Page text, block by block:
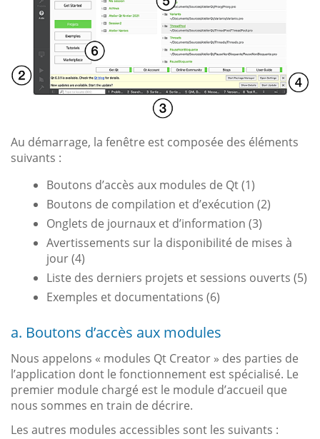
Au démarrage, la fenêtre est composée des éléments
suivants :
Boutons d’accès aux modules de Qt (1)
Boutons de compilation et d’exécution (2)
Onglets de journaux et d’information (3)
Avertissements sur la disponibilité de mises à
jour (4)
Liste des derniers projets et sessions ouverts (5)
Exemples et documentations (6)
a. Boutons d’accès aux modules
Nous appelons « modules Qt Creator » des parties de
l’application dont le fonctionnement est spécialisé. Le
premier module chargé est le module d’accueil que
nous sommes en train de décrire.
Les autres modules accessibles sont les suivants :